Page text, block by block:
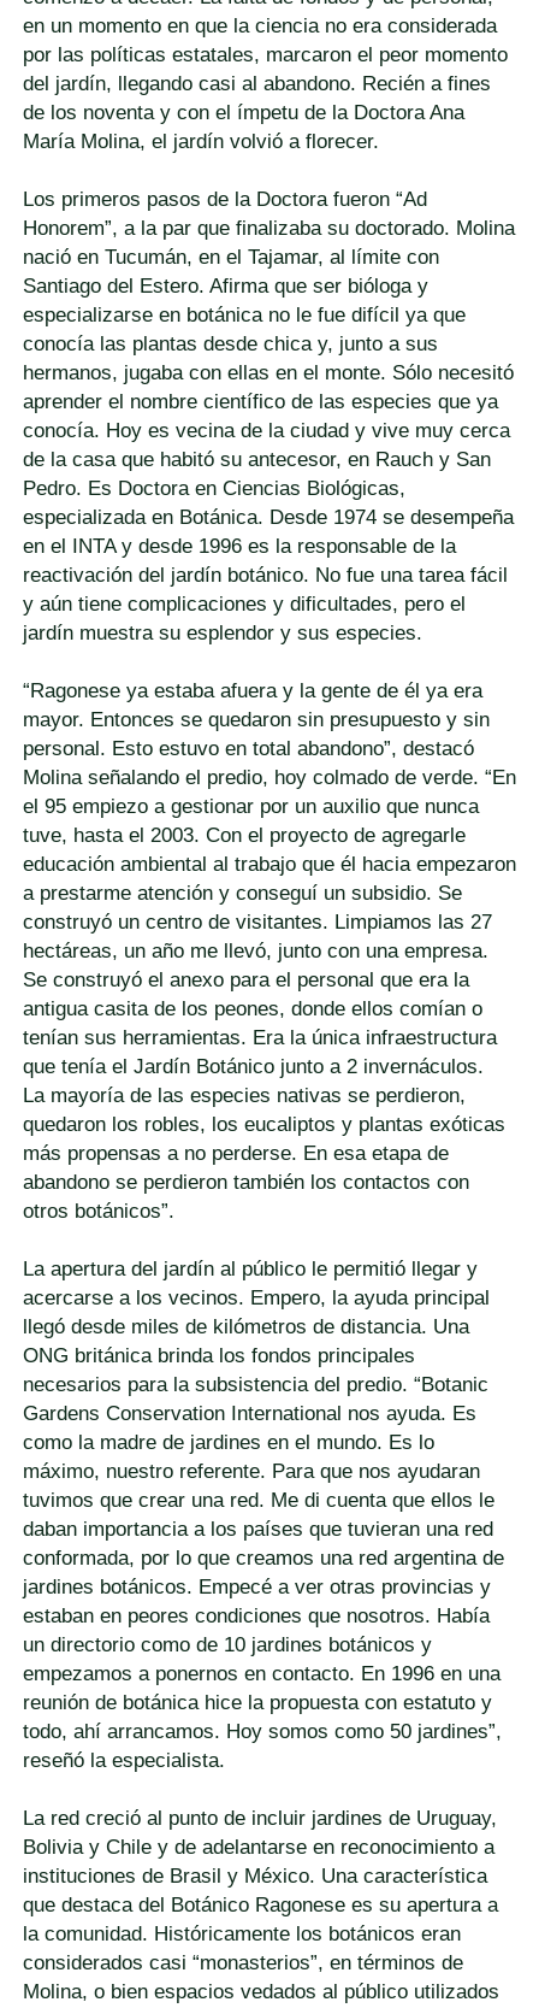
en un momento en que la ciencia no era considerada
por las políticas estatales, marcaron el peor momento
del jardín, llegando casi al abandono. Recién a fines
de los noventa y con el ímpetu de la Doctora Ana
María Molina, el jardín volvió a florecer.
Los primeros pasos de la Doctora fueron “Ad
Honorem”, a la par que finalizaba su doctorado. Molina
nació en Tucumán, en el Tajamar, al límite con
Santiago del Estero. Afirma que ser bióloga y
especializarse en botánica no le fue difícil ya que
conocía las plantas desde chica y, junto a sus
hermanos, jugaba con ellas en el monte. Sólo necesitó
aprender el nombre científico de las especies que ya
conocía. Hoy es vecina de la ciudad y vive muy cerca
de la casa que habitó su antecesor, en Rauch y San
Pedro. Es Doctora en Ciencias Biológicas,
especializada en Botánica. Desde 1974 se desempeña
en el INTA y desde 1996 es la responsable de la
reactivación del jardín botánico. No fue una tarea fácil
y aún tiene complicaciones y dificultades, pero el
jardín muestra su esplendor y sus especies.
“Ragonese ya estaba afuera y la gente de él ya era
mayor. Entonces se quedaron sin presupuesto y sin
personal. Esto estuvo en total abandono”, destacó
Molina señalando el predio, hoy colmado de verde. “En
el 95 empiezo a gestionar por un auxilio que nunca
tuve, hasta el 2003. Con el proyecto de agregarle
educación ambiental al trabajo que él hacia empezaron
a prestarme atención y conseguí un subsidio. Se
construyó un centro de visitantes. Limpiamos las 27
hectáreas, un año me llevó, junto con una empresa.
Se construyó el anexo para el personal que era la
antigua casita de los peones, donde ellos comían o
tenían sus herramientas. Era la única infraestructura
que tenía el Jardín Botánico junto a 2 invernáculos.
La mayoría de las especies nativas se perdieron,
quedaron los robles, los eucaliptos y plantas exóticas
más propensas a no perderse. En esa etapa de
abandono se perdieron también los contactos con
otros botánicos”.
La apertura del jardín al público le permitió llegar y
acercarse a los vecinos. Empero, la ayuda principal
llegó desde miles de kilómetros de distancia. Una
ONG británica brinda los fondos principales
necesarios para la subsistencia del predio. “Botanic
Gardens Conservation International nos ayuda. Es
como la madre de jardines en el mundo. Es lo
máximo, nuestro referente. Para que nos ayudaran
tuvimos que crear una red. Me di cuenta que ellos le
daban importancia a los países que tuvieran una red
conformada, por lo que creamos una red argentina de
jardines botánicos. Empecé a ver otras provincias y
estaban en peores condiciones que nosotros. Había
un directorio como de 10 jardines botánicos y
empezamos a ponernos en contacto. En 1996 en una
reunión de botánica hice la propuesta con estatuto y
todo, ahí arrancamos. Hoy somos como 50 jardines”,
reseñó la especialista.
La red creció al punto de incluir jardines de Uruguay,
Bolivia y Chile y de adelantarse en reconocimiento a
instituciones de Brasil y México. Una característica
que destaca del Botánico Ragonese es su apertura a
la comunidad. Históricamente los botánicos eran
considerados casi “monasterios”, en términos de
Molina, o bien espacios vedados al público utilizados